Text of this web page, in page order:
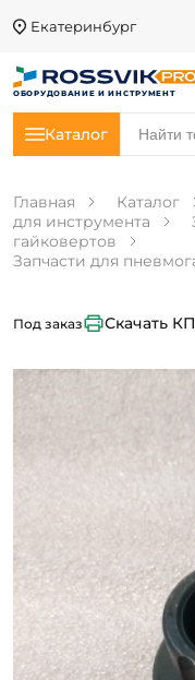
Екатеринбург
ОБОРУДОВАНИЕ И ИНСТРУМЕНТ
Каталог
Главная Каталог
для инструмента
гайковертов
Запчасти для
Под заказ Скачать КП